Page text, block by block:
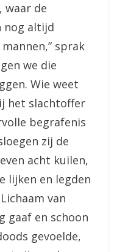
waar de
nog altijd
sprak
we die
Wie weet
het slachtoffer
begrafenis
zij de
acht kuilen,
lijken en legden
van
gaaf en schoon
gevoelde,